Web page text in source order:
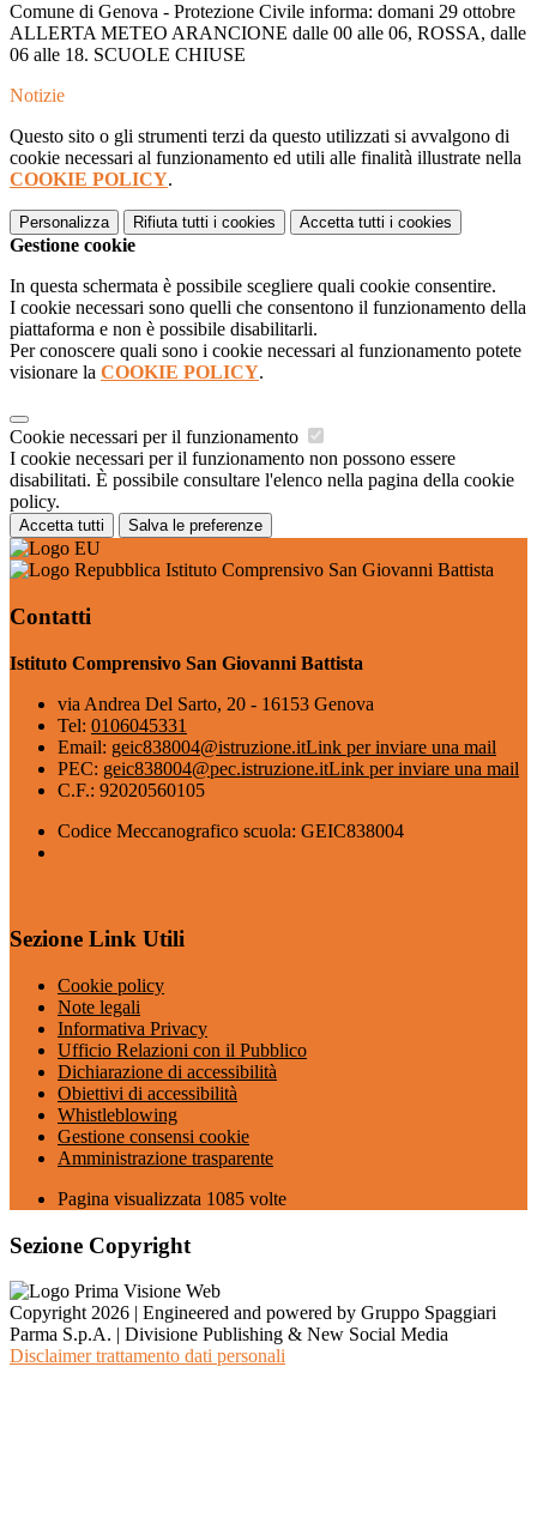
Comune di Genova - Protezione Civile informa: domani 29 ottobre
ALLERTA METEO ARANCIONE dalle 00 alle 06, ROSSA, dalle
06 alle 18. SCUOLE CHIUSE
Notizie
Questo sito o gli strumenti terzi da questo utilizzati si avvalgono di
cookie necessari al funzionamento ed utili alle finalità illustrate nella
COOKIE POLICY.
Personalizza Rifiuta tutti i cookies Accetta tutti i cookies
Gestione cookie
In questa schermata è possibile scegliere quali cookie consentire.
I cookie necessari sono quelli che consentono il funzionamento della
piattaforma e non è possibile disabilitarli.
Per conoscere quali sono i cookie necessari al funzionamento potete
visionare la COOKIE POLICY.
Cookie necessari per il funzionamento
I cookie necessari per il funzionamento non possono essere
disabilitati. È possibile consultare l'elenco nella pagina della cookie
policy.
Accetta tutti Salva le preferenze
Istituto Comprensivo San Giovanni Battista
Contatti
Istituto Comprensivo San Giovanni Battista
via Andrea Del Sarto, 20 - 16153 Genova
Tel: 0106045331
Email: geic838004@istruzione.itLink per inviare una mail
PEC: geic838004@pec.istruzione.itLink per inviare una mail
C.F.: 92020560105
Codice Meccanografico scuola: GEIC838004
Sezione Link Utili
Cookie policy
Note legali
Informativa Privacy
Ufficio Relazioni con il Pubblico
Dichiarazione di accessibilità
Obiettivi di accessibilità
Whistleblowing
Gestione consensi cookie
Amministrazione trasparente
Pagina visualizzata 1085 volte
Sezione Copyright
Copyright 2026 | Engineered and powered by Gruppo Spaggiari
Parma S.p.A. | Divisione Publishing & New Social Media
Disclaimer trattamento dati personali